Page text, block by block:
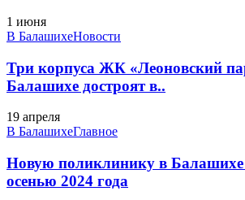
1 июня
В БалашихеНовости
Три корпуса ЖК «Леоновский
Балашихе достроят в..
19 апреля
В БалашихеГлавное
Новую поликлинику в
осенью 2024 года